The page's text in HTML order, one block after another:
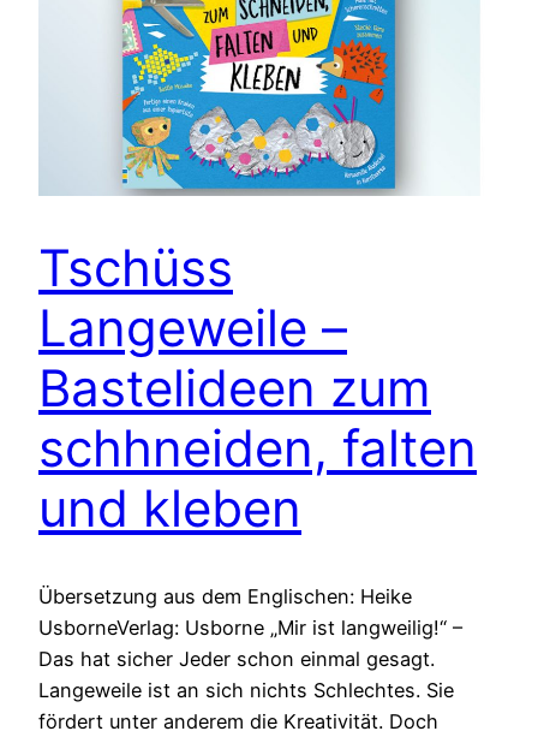
Tschüss
Langeweile –
Bastelideen zum
schhneiden, falten
und kleben
Übersetzung aus dem Englischen: Heike
UsborneVerlag: Usborne „Mir ist langweilig!“ –
Das hat sicher Jeder schon einmal gesagt.
Langeweile ist an sich nichts Schlechtes. Sie
fördert unter anderem die Kreativität. Doch